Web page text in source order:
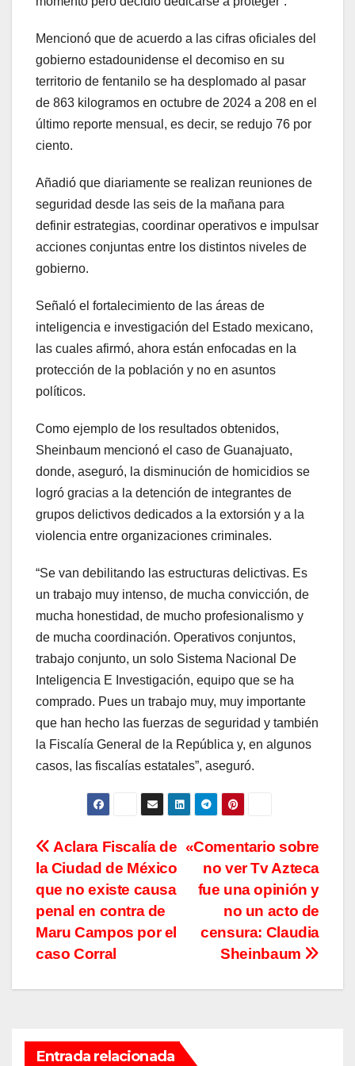
Mencionó que de acuerdo a las cifras oficiales del
gobierno estadounidense el decomiso en su
territorio de fentanilo se ha desplomado al pasar
de 863 kilogramos en octubre de 2024 a 208 en el
último reporte mensual, es decir, se redujo 76 por
ciento.
Añadió que diariamente se realizan reuniones de
seguridad desde las seis de la mañana para
definir estrategias, coordinar operativos e impulsar
acciones conjuntas entre los distintos niveles de
gobierno.
Señaló el fortalecimiento de las áreas de
inteligencia e investigación del Estado mexicano,
las cuales afirmó, ahora están enfocadas en la
protección de la población y no en asuntos
políticos.
Como ejemplo de los resultados obtenidos,
Sheinbaum mencionó el caso de Guanajuato,
donde, aseguró, la disminución de homicidios se
logró gracias a la detención de integrantes de
grupos delictivos dedicados a la extorsión y a la
violencia entre organizaciones criminales.
“Se van debilitando las estructuras delictivas. Es
un trabajo muy intenso, de mucha convicción, de
mucha honestidad, de mucho profesionalismo y
de mucha coordinación. Operativos conjuntos,
trabajo conjunto, un solo Sistema Nacional De
Inteligencia E Investigación, equipo que se ha
comprado. Pues un trabajo muy, muy importante
que han hecho las fuerzas de seguridad y también
la Fiscalía General de la República y, en algunos
casos, las fiscalías estatales”, aseguró.
Navegación
de
entradas
«Comentario sobre
no ver Tv Azteca
fue una opinión y
no un acto de
censura: Claudia
Sheinbaum
Aclara Fiscalía de
la Ciudad de México
que no existe causa
penal en contra de
Maru Campos por el
caso Corral
Entrada relacionada